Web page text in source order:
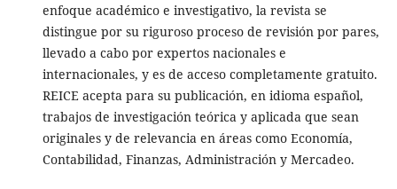
enfoque académico e investigativo, la revista se
distingue por su riguroso proceso de revisión por pares,
llevado a cabo por expertos nacionales e
internacionales, y es de acceso completamente gratuito.
REICE acepta para su publicación, en idioma español,
trabajos de investigación teórica y aplicada que sean
originales y de relevancia en áreas como Economía,
Contabilidad, Finanzas, Administración y Mercadeo.